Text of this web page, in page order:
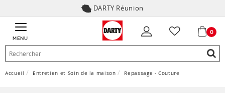
DARTY Réunion
MENU
0
Accueil Entretien et Soin de la maison Repassage - Couture